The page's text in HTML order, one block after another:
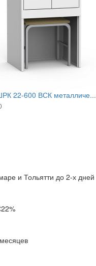
22-600 ВСК металличе...
и Тольятти до 2-х дней